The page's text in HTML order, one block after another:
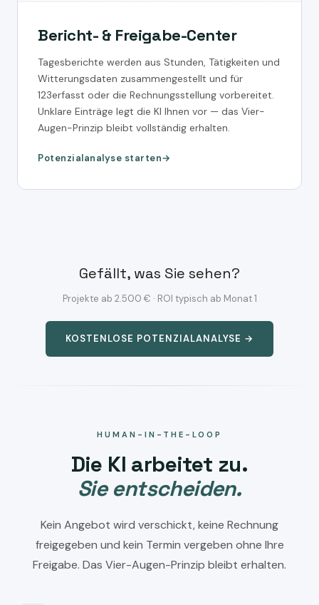
Bericht- & Freigabe-Center
Tagesberichte werden aus Stunden, Tätigkeiten und
Witterungsdaten zusammengestellt und für
123erfasst oder die Rechnungsstellung vorbereitet.
Unklare Einträge legt die KI Ihnen vor — das Vier-
Augen-Prinzip bleibt vollständig erhalten.
Potenzialanalyse starten
Gefällt, was Sie sehen?
Projekte ab 2.500 € · ROI typisch ab Monat 1
KOSTENLOSE POTENZIALANALYSE →
HUMAN-IN-THE-LOOP
Die KI arbeitet zu.
Sie entscheiden.
Kein Angebot wird verschickt, keine Rechnung
freigegeben und kein Termin vergeben ohne Ihre
Freigabe. Das Vier-Augen-Prinzip bleibt erhalten.